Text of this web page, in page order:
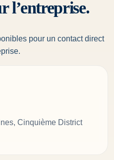
l’entreprise.
pour un contact direct
Cinquième District